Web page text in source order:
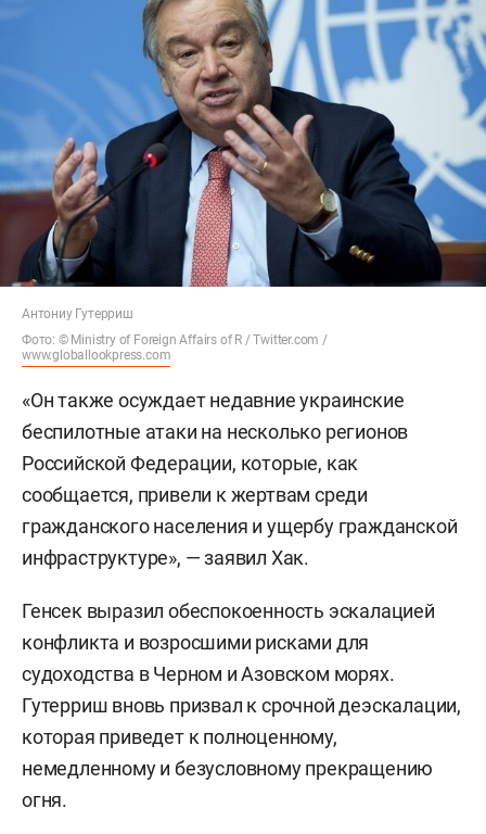
Антониу Гутерриш
Фото: © Ministry of Foreign Affairs of R / Twitter.com /
www.globallookpress.com
«Он также осуждает недавние украинские
беспилотные атаки на несколько регионов
Российской Федерации, которые, как
сообщается, привели к жертвам среди
гражданского населения и ущербу гражданской
инфраструктуре», — заявил Хак.
Генсек выразил обеспокоенность эскалацией
конфликта и возросшими рисками для
судоходства в Черном и Азовском морях.
Гутерриш вновь призвал к срочной деэскалации,
которая приведет к полноценному,
немедленному и безусловному прекращению
огня.